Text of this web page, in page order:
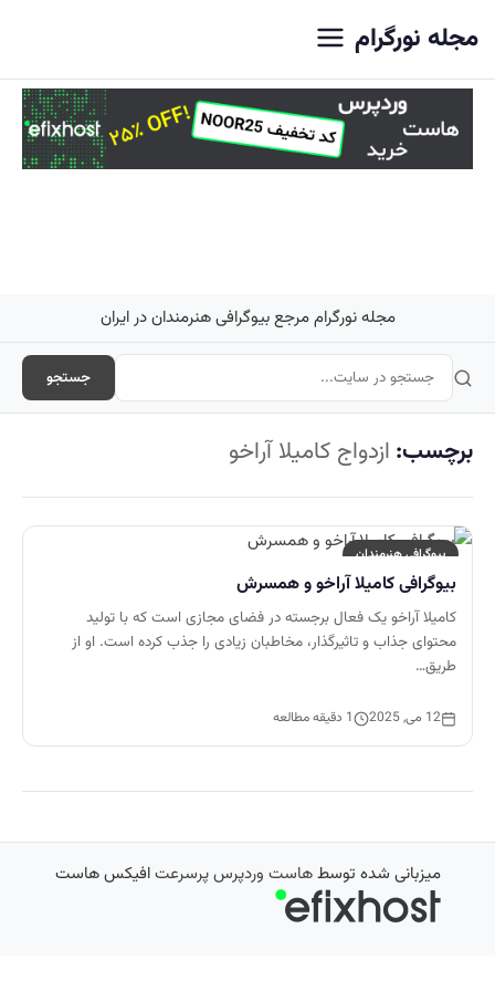
مجله نورگرام
مجله نورگرام مرجع بیوگرافی هنرمندان در ایران
جستجو
برچسب: ازدواج کامیلا آراخو
بیوگرافی هنرمندان
بیوگرافی کامیلا آراخو و همسرش
کامیلا آراخو یک فعال برجسته در فضای مجازی است که با تولید
محتوای جذاب و تاثیرگذار، مخاطبان زیادی را جذب کرده است. او از
طریق…
12 می, 2025 1 دقیقه مطالعه
میزبانی شده توسطهاست وردپرس پرسرعتافیکس هاست